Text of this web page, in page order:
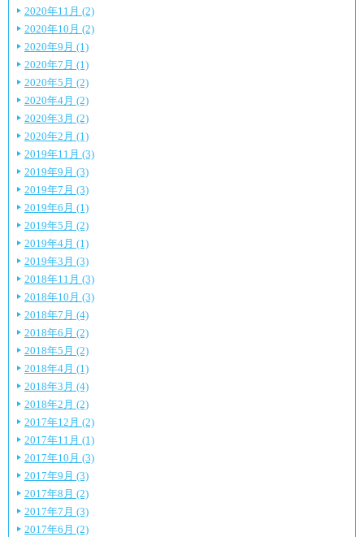
2020年11月 (2)
2020年10月 (2)
2020年9月 (1)
2020年7月 (1)
2020年5月 (2)
2020年4月 (2)
2020年3月 (2)
2020年2月 (1)
2019年11月 (3)
2019年9月 (3)
2019年7月 (3)
2019年6月 (1)
2019年5月 (2)
2019年4月 (1)
2019年3月 (3)
2018年11月 (3)
2018年10月 (3)
2018年7月 (4)
2018年6月 (2)
2018年5月 (2)
2018年4月 (1)
2018年3月 (4)
2018年2月 (2)
2017年12月 (2)
2017年11月 (1)
2017年10月 (3)
2017年9月 (3)
2017年8月 (2)
2017年7月 (3)
2017年6月 (2)